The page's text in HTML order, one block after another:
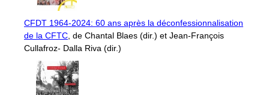
CFDT 1964-2024: 60 ans après la déconfessionnalisation
de la CFTC , de Chantal Blaes (dir.) et Jean-François
Cullafroz- Dalla Riva (dir.)